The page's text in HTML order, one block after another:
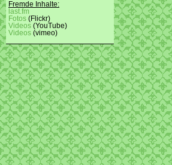
Fremde Inhalte:
last.fm
Fotos (Flickr)
Videos (YouTube)
Videos (vimeo)